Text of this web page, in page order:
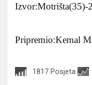
Izvor:Motrišta(35)-
Pripremio:Kemal
1817 Posjeta